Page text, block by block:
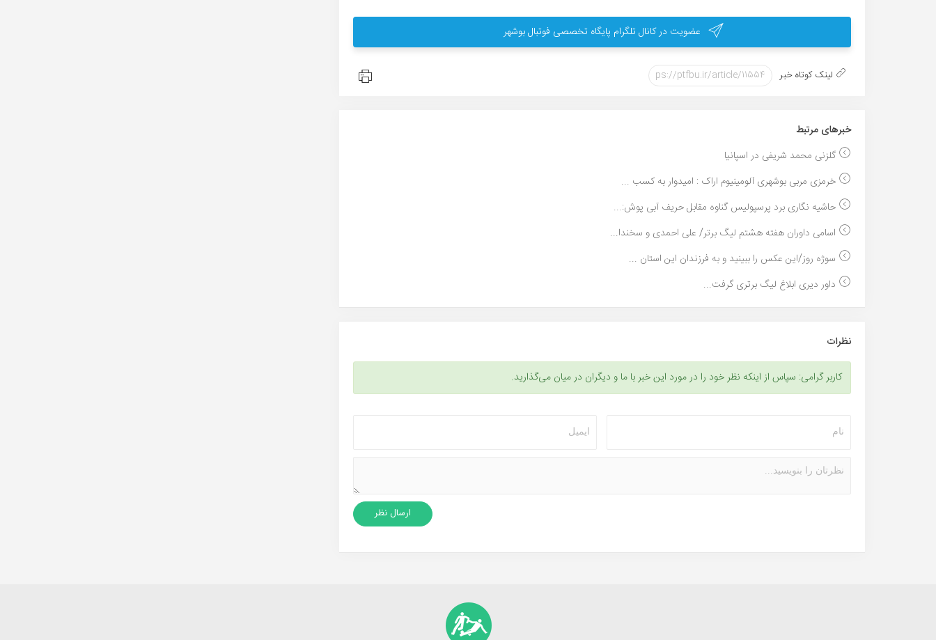
عضویت در کانال تلگرام پایگاه تخصصی فوتبال بوشهر
لینک کوتاه خبر
خبر‌های مرتبط
گلزنی محمد شریفی در اسپانیا
خرمزی مربی بوشهری آلومینیوم اراک : امیدوار به کسب ...
حاشیه نگاری برد پرسپولیس گناوه مقابل حریف آبی پوش:...
اسامی داوران هفته هشتم لیگ برتر/ علی احمدی و سخندا...
سوژه روز/این عکس را ببینید و به فرزندان این استان ...
داور دیری ابلاغ لیگ برتری گرفت...
نظرات
کاربر گرامی: سپاس از اینکه نظر خود را در مورد این خبر با ما و دیگران در میان می‌گذارید.